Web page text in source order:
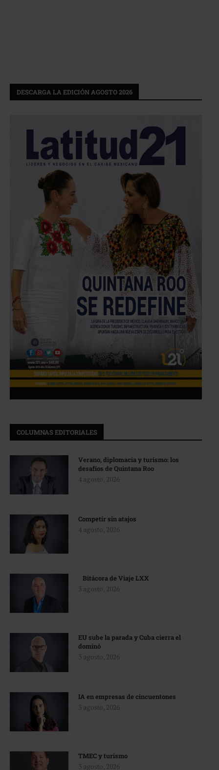
DESCARGA LA EDICIÓN AGOSTO 2026
COLUMNAS EDITORIALES
Verano, diplomacia y turismo: los
desafíos de Quintana Roo
4 agosto, 2026
Competir sin atajos
4 agosto, 2026
Bitácora de Viaje LXX
3 agosto, 2026
EU sube la parada y Cuba cierra el
dominó
3 agosto, 2026
IA en empresas de cincuentones
3 agosto, 2026
TMEC y turismo
3 agosto, 2026